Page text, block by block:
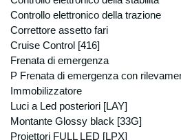
elaborazioni dati
relazione alla tenuta
societarie, istituti
società di
software, in relazioni
manutenzioni, soggetti
funzioni connesse
contratto
personali potranno
Controllo elettronico della trazione
Correttore assetto fari
Cruise Control [416]
Frenata di emergenza
P Frenata di emergenza con
Immobilizzatore
Luci a Led posteriori [LAY]
Montante Glossy black [33G]
Proiettori FULL LED [LPX]